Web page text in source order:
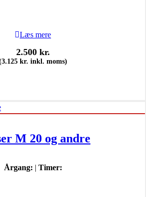
Læs mere
2.500 kr.
3.125 kr. inkl. moms)
M 20 og andre
Årgang: | Timer: